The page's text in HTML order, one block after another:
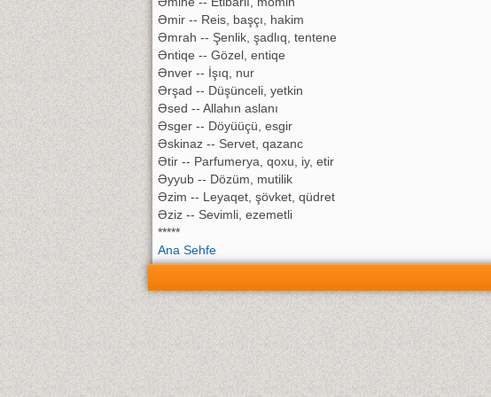
Əmir -- Reis, başçı, hakim
Əmrah -- Şenlik, şadlıq, tentene
Əntiqe -- Gözel, entiqe
Ənver -- İşıq, nur
Ərşad -- Düşünceli, yetkin
Əsed -- Allahın aslanı
Əsger -- Döyüüçü, esgir
Əskinaz -- Servet, qazanc
Ətir -- Parfumerya, qoxu, iy, etir
Əyyub -- Dözüm, mutilik
Əzim -- Leyaqet, şövket, qüdret
Əziz -- Sevimli, ezemetli
*****
Ana Sehfe